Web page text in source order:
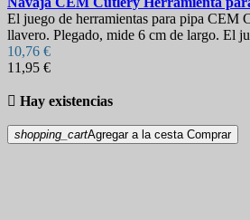
El juego de herramientas para pipa CEM
llavero. Plegado, mide 6 cm de largo. El
10,76 €
11,95 €
 Hay existencias
shopping_cartAgregar a la cesta Comprar